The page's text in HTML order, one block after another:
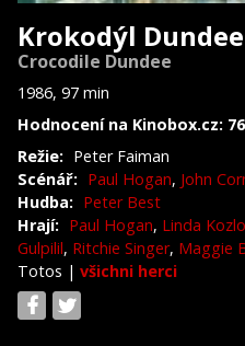
Krokodýl Dundee
Crocodile Dundee
1986, 97 min
Hodnocení na Kinobox.cz:
Režie: Peter Faiman
Scénář: Paul Hogan, John
Hudba: Peter Best
Hrají: Paul Hogan, Linda
Gulpilil, Ritchie Singer, Maggie
Totos | všichni herci